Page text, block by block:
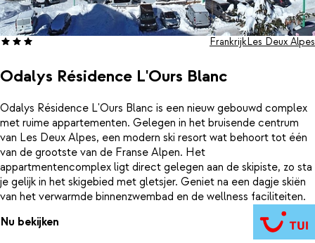
Odalys Résidence L'Ours Blanc
FrankrijkLes Deux Alpes
Odalys Résidence L'Ours Blanc is een nieuw gebouwd complex
met ruime appartementen. Gelegen in het bruisende centrum
van Les Deux Alpes, een modern ski resort wat behoort tot één
van de grootste van de Franse Alpen. Het
appartmentencomplex ligt direct gelegen aan de skipiste, zo sta
je gelijk in het skigebied met gletsjer. Geniet na een dagje skiën
van het verwarmde binnenzwembad en de wellness faciliteiten.
Nu bekijken